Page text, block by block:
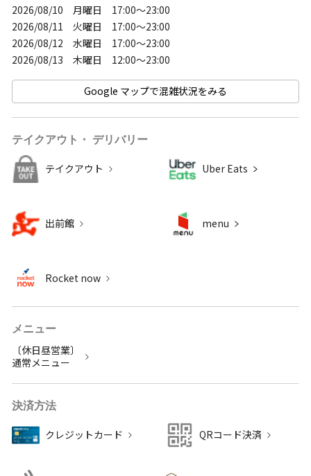
2026/08/10 月曜日 17:00～23:00
2026/08/11 火曜日 17:00～23:00
2026/08/12 水曜日 17:00～23:00
2026/08/13 木曜日 12:00～23:00
Google マップで混雑状況をみる
テイクアウト・ デリバリー
テイクアウト Uber Eats
出前館 menu
Rocket now
メニュー
〔休日昼営業〕
通常メニュー
決済方法
クレジットカード QRコード決済